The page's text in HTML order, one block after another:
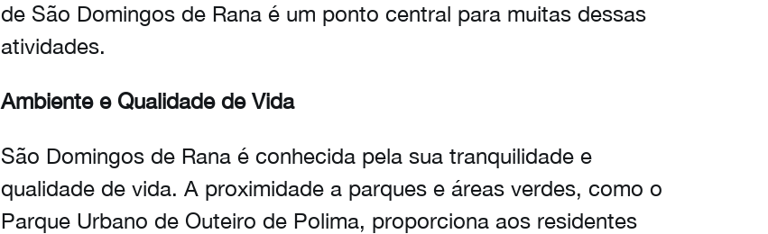
de São Domingos de Rana é um ponto central para muitas dessas
atividades.
Ambiente e Qualidade de Vida
São Domingos de Rana é conhecida pela sua tranquilidade e
qualidade de vida. A proximidade a parques e áreas verdes, como o
Parque Urbano de Outeiro de Polima, proporciona aos residentes